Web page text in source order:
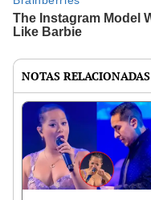
NOTAS RELACIONADAS